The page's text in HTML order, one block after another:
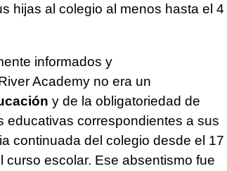
hijas al colegio al menos hasta el 4
informados y
Academy no era un
y de la obligatoriedad de
educativas correspondientes a sus
continuada del colegio desde el 17
escolar. Ese absentismo fue